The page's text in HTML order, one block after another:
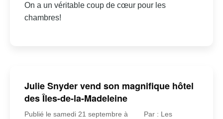
On a un véritable coup de cœur pour les
chambres!
Julie Snyder vend son magnifique hôtel
des Îles-de-la-Madeleine
Publié le samedi 21 septembre à
Par : Les